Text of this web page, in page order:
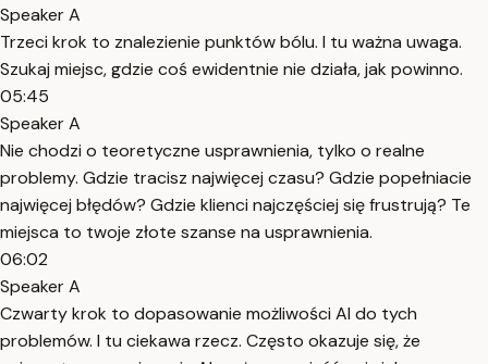
Speaker A
Trzeci krok to znalezienie punktów bólu. I tu ważna uwaga.
Szukaj miejsc, gdzie coś ewidentnie nie działa, jak powinno.
05:45
Speaker A
Nie chodzi o teoretyczne usprawnienia, tylko o realne
problemy. Gdzie tracisz najwięcej czasu? Gdzie popełniacie
najwięcej błędów? Gdzie klienci najczęściej się frustrują? Te
miejsca to twoje złote szanse na usprawnienia.
06:02
Speaker A
Czwarty krok to dopasowanie możliwości AI do tych
problemów. I tu ciekawa rzecz. Często okazuje się, że